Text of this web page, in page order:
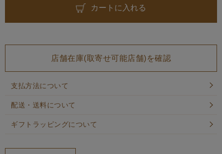
カートに入れる
店舗在庫(取寄せ可能店舗)を確認
支払方法について
配送・送料について
ギフトラッピングについて